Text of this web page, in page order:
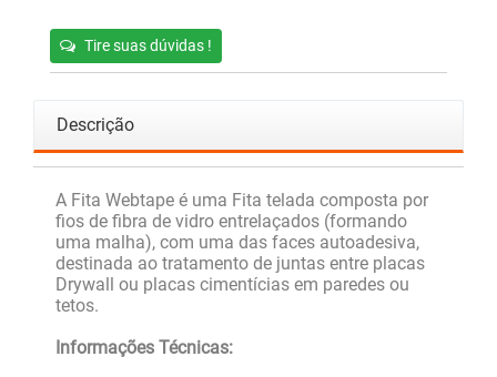
Tire suas dúvidas !
Descrição
A Fita Webtape é uma Fita telada composta por
fios de fibra de vidro entrelaçados (formando
uma malha), com uma das faces autoadesiva,
destinada ao tratamento de juntas entre placas
Drywall ou placas cimentícias em paredes ou
tetos.
Informações Técnicas: